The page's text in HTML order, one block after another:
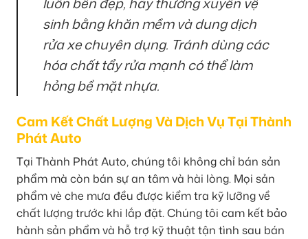
sinh bằng khăn mềm và dung dịch
rửa xe chuyên dụng. Tránh dùng các
hóa chất tẩy rửa mạnh có thể làm
hỏng bề mặt nhựa.
Cam Kết Chất Lượng Và Dịch Vụ Tại Thành
Phát Auto
Tại Thành Phát Auto, chúng tôi không chỉ bán sản
phẩm mà còn bán sự an tâm và hài lòng. Mọi sản
phẩm vè che mưa đều được kiểm tra kỹ lưỡng về
chất lượng trước khi lắp đặt. Chúng tôi cam kết bảo
hành sản phẩm và hỗ trợ kỹ thuật tận tình sau bán